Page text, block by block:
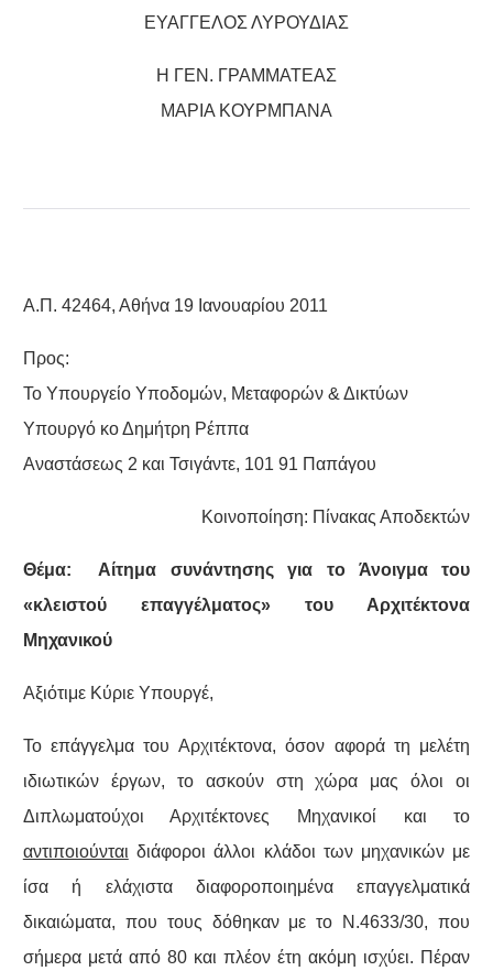
ΕΥΑΓΓΕΛΟΣ ΛΥΡΟΥΔΙΑΣ
Η ΓΕΝ. ΓΡΑΜΜΑΤΕΑΣ
ΜΑΡΙΑ ΚΟΥΡΜΠΑΝΑ
Α.Π. 42464, Αθήνα 19 Ιανουαρίου 2011
Προς:
Το Υπουργείο Υποδομών, Μεταφορών & Δικτύων
Υπουργό κο Δημήτρη Ρέππα
Αναστάσεως 2 και Τσιγάντε, 101 91 Παπάγου
Κοινοποίηση: Πίνακας Αποδεκτών
Θέμα: Αίτημα συνάντησης για το Άνοιγμα του
«κλειστού επαγγέλματος» του Αρχιτέκτονα
Μηχανικού
Αξιότιμε Κύριε Υπουργέ,
Το επάγγελμα του Αρχιτέκτονα, όσον αφορά τη μελέτη
ιδιωτικών έργων, το ασκούν στη χώρα μας όλοι οι
Διπλωματούχοι Αρχιτέκτονες Μηχανικοί και το
αντιποιούνται διάφοροι άλλοι κλάδοι των μηχανικών με
ίσα ή ελάχιστα διαφοροποιημένα επαγγελματικά
δικαιώματα, που τους δόθηκαν με το Ν.4633/30, που
σήμερα μετά από 80 και πλέον έτη ακόμη ισχύει. Πέραν